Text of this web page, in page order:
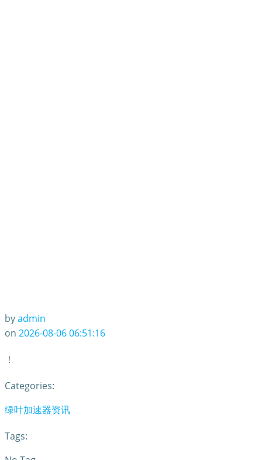
byadmin
on 2026-08-06 06:51:16
！
Categories:
绿叶加速器资讯
Tags: